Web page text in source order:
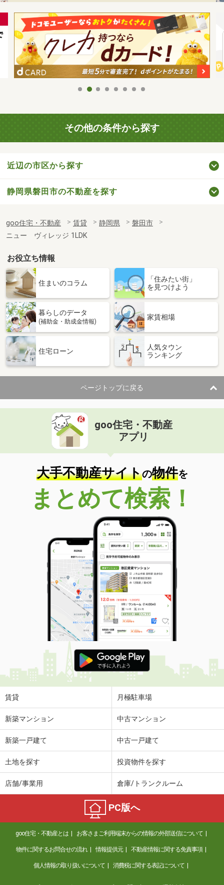
その他の条件から探す
近辺の市区から探す
静岡県磐田市の不動産を探す
goo住宅・不動産 賃貸 静岡県
磐田市
ニュー ヴィレッジ 1LDK
お役立ち情報
住まいのコラム
「住みたい街」
を見つけよう
暮らしのデータ
(補助金・助成金情報)
家賃相場
住宅ローン
人気タウン
ランキング
ページトップに戻る
goo住宅・不動産
アプリ
大手不動産サイトの物件を
まとめて検索！
賃貸 月極駐車場
新築マンション 中古マンション
新築一戸建て 中古一戸建て
土地を探す 投資物件を探す
店舗/事業用 倉庫/トランクルーム
PC版へ
goo住宅・不動産とは お客さまご利用端末からの情報の外部送信について
物件に関するお問合せの流れ 情報提供元 不動産情報に関する免責事項
個人情報の取り扱いについて 消費税に関する表記について